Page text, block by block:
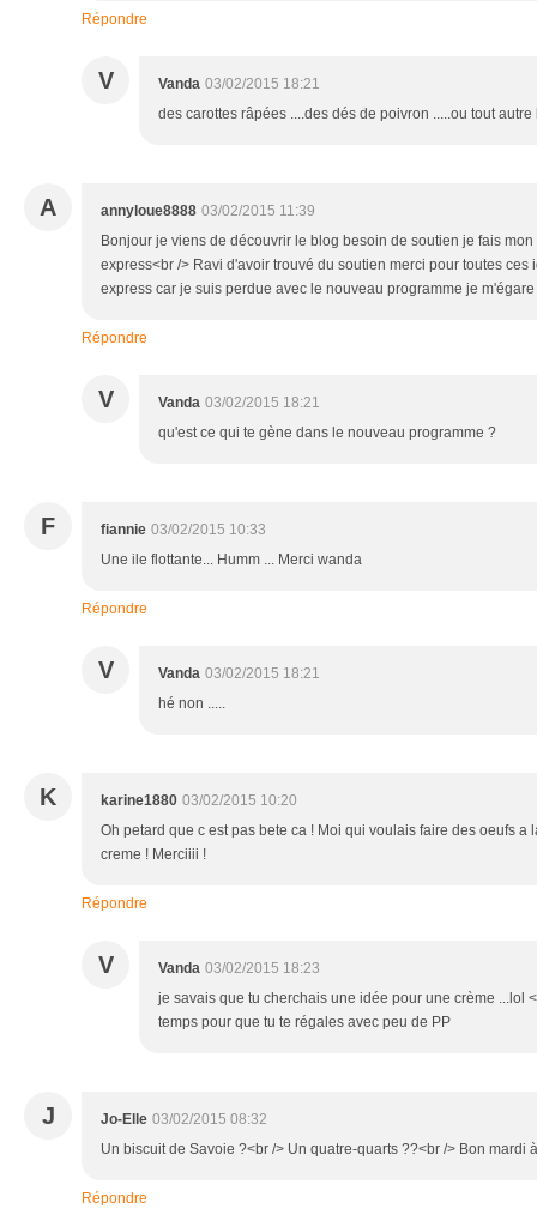
Répondre
V Vanda 03/02/2015 18:21
des carottes râpées ....des dés de poivron .....ou tout
A annyloue8888 03/02/2015 11:39
Bonjour je viens de découvrir le blog besoin de soutien je fais
express<br /> Ravi d'avoir trouvé du soutien merci pour toutes
express car je suis perdue avec le nouveau programme je m'égare
Répondre
V Vanda 03/02/2015 18:21
qu'est ce qui te gène dans le nouveau programme ?
F fiannie 03/02/2015 10:33
Une ile flottante... Humm ... Merci wanda
Répondre
V Vanda 03/02/2015 18:21
hé non .....
K karine1880 03/02/2015 10:20
Oh petard que c est pas bete ca ! Moi qui voulais faire des oeufs
creme ! Merciiii !
Répondre
V Vanda 03/02/2015 18:23
je savais que tu cherchais une idée pour une crème ...lol
temps pour que tu te régales avec peu de PP
J Jo-Elle 03/02/2015 08:32
Un biscuit de Savoie ?<br /> Un quatre-quarts ??<br /> Bon mardi
Répondre